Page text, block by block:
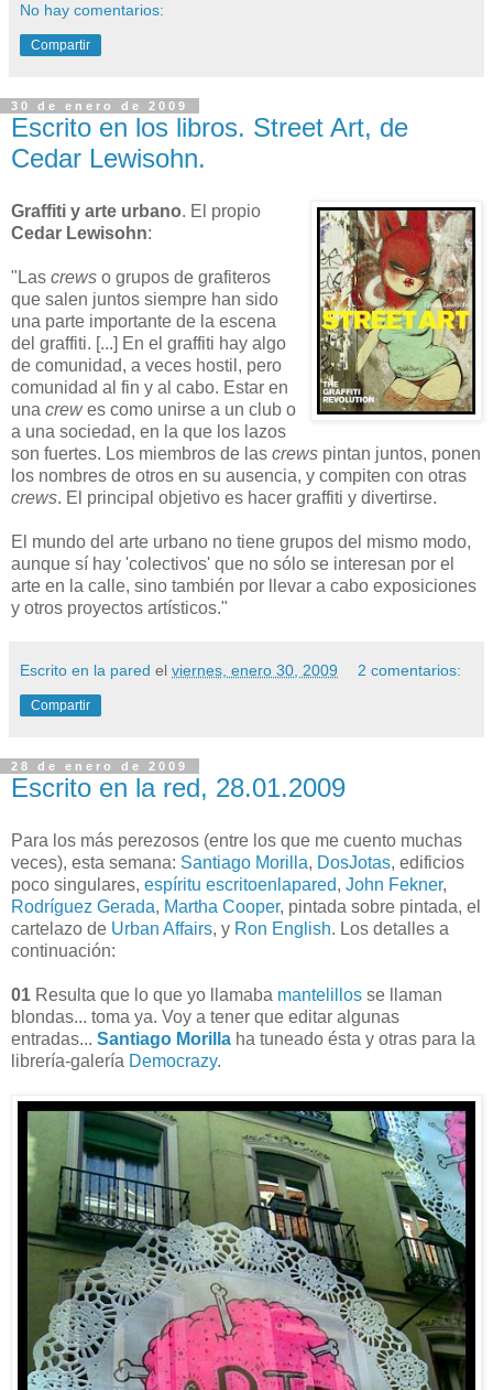
No hay comentarios:
Compartir
30 de enero de 2009
Escrito en los libros. Street Art, de
Cedar Lewisohn.
Graffiti y arte urbano. El propio
Cedar Lewisohn:
"Las crews o grupos de grafiteros
que salen juntos siempre han sido
una parte importante de la escena
del graffiti. [...] En el graffiti hay algo
de comunidad, a veces hostil, pero
comunidad al fin y al cabo. Estar en
una crewes como unirse a un club o
a una sociedad, en la que los lazos
son fuertes. Los miembros de las crews pintan juntos, ponen
los nombres de otros en su ausencia, y compiten con otras
crews. El principal objetivo es hacer graffiti y divertirse.
El mundo del arte urbano no tiene grupos del mismo modo,
aunque sí hay 'colectivos' que no sólo se interesan por el
arte en la calle, sino también por llevar a cabo exposiciones
y otros proyectos artísticos."
Escrito en la pared el viernes, enero 30, 2009 2 comentarios:
Compartir
28 de enero de 2009
Escrito en la red, 28.01.2009
Para los más perezosos (entre los que me cuento muchas
veces), esta semana: Santiago Morilla, DosJotas, edificios
poco singulares, espíritu escritoenlapared, John Fekner,
Rodríguez Gerada, Martha Cooper, pintada sobre pintada, el
cartelazo de Urban Affairs, y Ron English. Los detalles a
continuación:
01 Resulta que lo que yo llamaba mantelillos se llaman
blondas... toma ya. Voy a tener que editar algunas
entradas... Santiago Morilla ha tuneado ésta y otras para la
librería-galería Democrazy.